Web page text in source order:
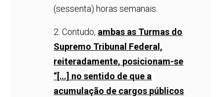
(sessenta) horas semanais.
2. Contudo, ambas as Turmas do
Supremo Tribunal Federal,
reiteradamente, posicionam-se
“[…] no sentido de que a
acumulação de cargos públicos